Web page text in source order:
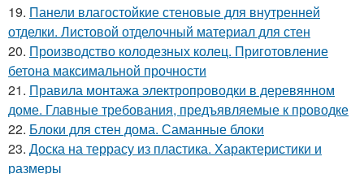
19. Панели влагостойкие стеновые для внутренней
отделки. Листовой отделочный материал для стен
20. Производство колодезных колец. Приготовление
бетона максимальной прочности
21. Правила монтажа электропроводки в деревянном
доме. Главные требования, предъявляемые к проводке
22. Блоки для стен дома. Саманные блоки
23. Доска на террасу из пластика. Характеристики и
размеры